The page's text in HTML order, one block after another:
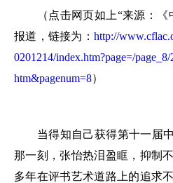
（点击网页如上“来源：《
报道，链接为： http://
0201214/index.htm?page=/
htm&pagenum=8）
当得知自己获得第十一届中
那一刻，张怡热泪盈眶，抑制
多年在评书艺术道路上的追求